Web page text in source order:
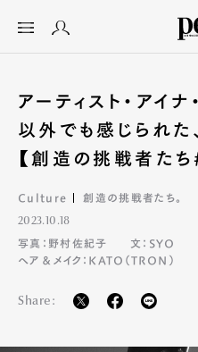
アーティスト・アイナ
以外でも感じられた
【創造の挑戦者たち
Culture 創造の挑戦者たち。
2023.10.18
写真：野村佐紀子
文：SYO
ヘア＆メイク：KATO（TRON）
Share: